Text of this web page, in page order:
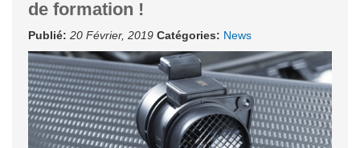
de formation !
Publié: 20 Février, 2019 Catégories: News